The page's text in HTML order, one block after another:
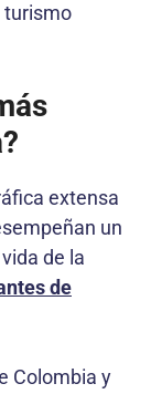
turismo
extensa
un
de la
de
Colombia y